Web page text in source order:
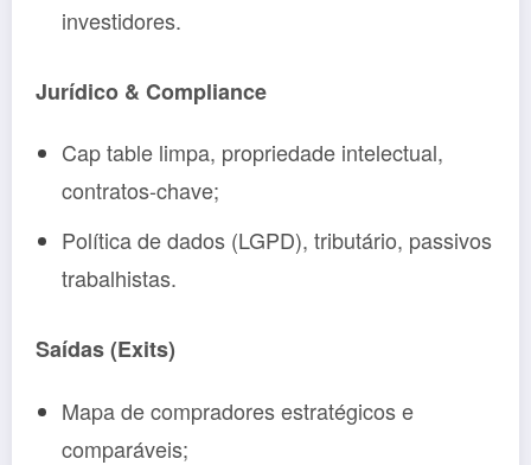
investidores.
Jurídico & Compliance
Cap table limpa, propriedade intelectual,
contratos-chave;
Política de dados (LGPD), tributário, passivos
trabalhistas.
Saídas (Exits)
Mapa de compradores estratégicos e
comparáveis;